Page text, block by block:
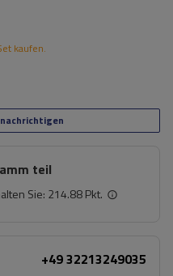
kaufen.
teil
Sie: 214.88 Pkt.
+49 32213249035